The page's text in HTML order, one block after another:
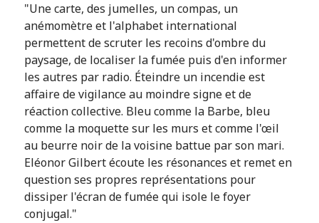
"Une carte, des jumelles, un compas, un
anémomètre et l'alphabet international
permettent de scruter les recoins d'ombre du
paysage, de localiser la fumée puis d'en informer
les autres par radio. Éteindre un incendie est
affaire de vigilance au moindre signe et de
réaction collective. Bleu comme la Barbe, bleu
comme la moquette sur les murs et comme l'œil
au beurre noir de la voisine battue par son mari.
Eléonor Gilbert écoute les résonances et remet en
question ses propres représentations pour
dissiper l'écran de fumée qui isole le foyer
conjugal."